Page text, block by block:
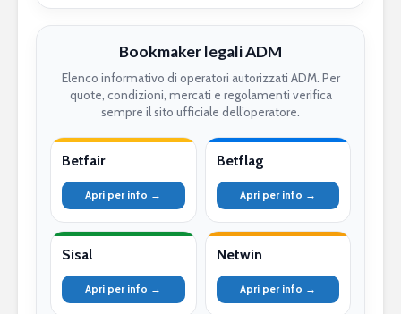
Bookmaker legali ADM
Elenco informativo di operatori autorizzati ADM. Per
quote, condizioni, mercati e regolamenti verifica
sempre il sito ufficiale dell’operatore.
Betfair
Apri per info →
Betflag
Apri per info →
Sisal
Apri per info →
Netwin
Apri per info →